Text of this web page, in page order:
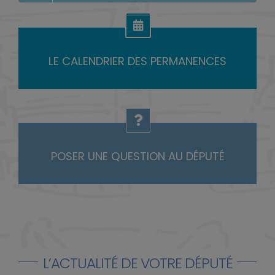
LE CALENDRIER DES PERMANENCES
POSER UNE QUESTION AU DÉPUTÉ
L’ACTUALITÉ DE VOTRE DÉPUTÉ